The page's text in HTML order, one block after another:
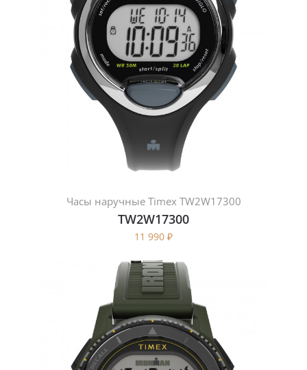
Часы наручные Timex TW2W17300
TW2W17300
11 990 ₽